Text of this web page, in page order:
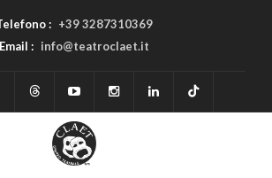
: +39 3287310369
Email : info@teatroclaet.it